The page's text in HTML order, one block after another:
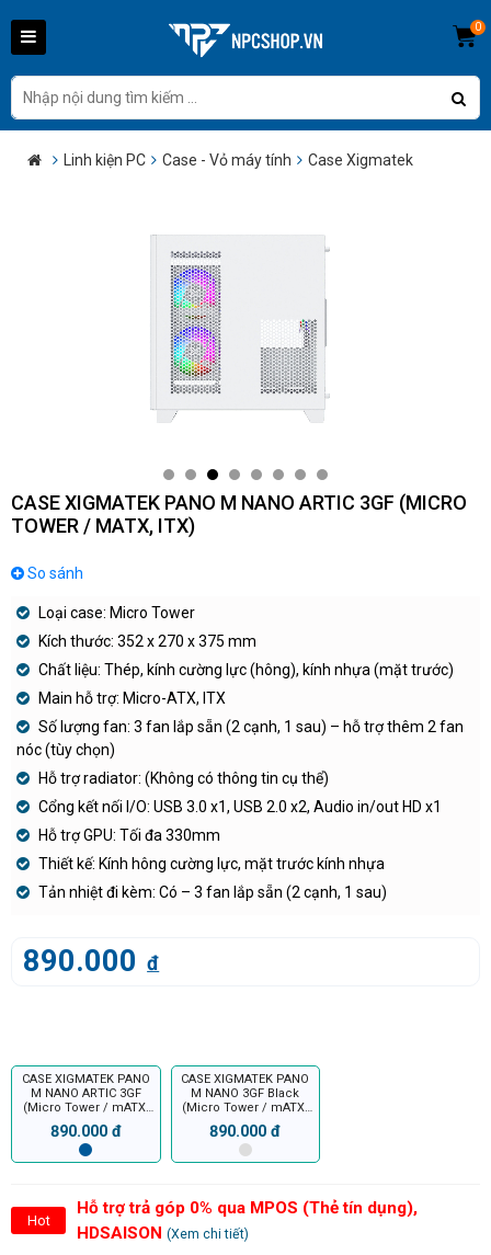
0
Linh kiện PC Case - Vỏ máy tính Case Xigmatek
CASE XIGMATEK PANO M NANO ARTIC 3GF (MICRO
TOWER / MATX, ITX)
So sánh
Loại case: Micro Tower
Kích thước: 352 x 270 x 375 mm
Chất liệu: Thép, kính cường lực (hông), kính nhựa (mặt trước)
Main hỗ trợ: Micro-ATX, ITX
Số lượng fan: 3 fan lắp sẵn (2 cạnh, 1 sau) – hỗ trợ thêm 2 fan
nóc (tùy chọn)
Hỗ trợ radiator: (Không có thông tin cụ thể)
Cổng kết nối I/O: USB 3.0 x1, USB 2.0 x2, Audio in/out HD x1
Hỗ trợ GPU: Tối đa 330mm
Thiết kế: Kính hông cường lực, mặt trước kính nhựa
Tản nhiệt đi kèm: Có – 3 fan lắp sẵn (2 cạnh, 1 sau)
890.000 đ
CASE XIGMATEK PANO
M NANO ARTIC 3GF
(Micro Tower / mATX,
ITX)
890.000 đ
CASE XIGMATEK PANO
M NANO 3GF Black
(Micro Tower / mATX,
ITX)
890.000 đ
Hot
Hỗ trợ trả góp 0% qua MPOS (Thẻ tín dụng),
HDSAISON (Xem chi tiết)